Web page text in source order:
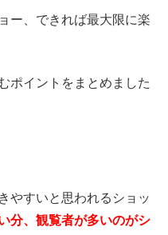
ー、できれば最大限に楽
ポイントをまとめました
やすいと思われるショッ
分、観覧者が多いのがシ